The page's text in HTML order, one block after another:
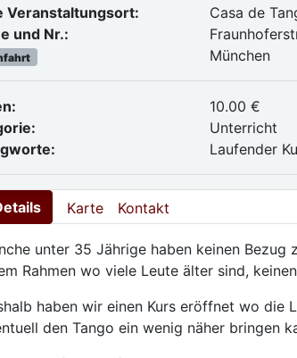
Veranstaltungsort:
Casa de
und Nr.:
München
10.00 €
Unterricht
Laufender
Karte Kontakt
unter 35 Jährige haben keinen Bezug
Rahmen wo viele Leute älter sind,
haben wir einen Kurs eröffnet wo die
den Tango ein wenig näher bringen